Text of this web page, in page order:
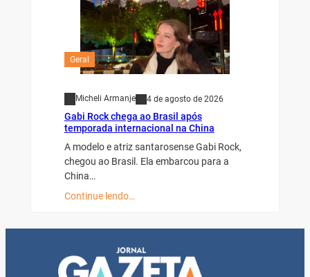
Geral
Micheli Armanje 4 de agosto de 2026
Gabi Rock chega ao Brasil após
temporada internacional na China
A modelo e atriz santarosense Gabi Rock,
chegou ao Brasil. Ela embarcou para a
China…
Continue lendo…